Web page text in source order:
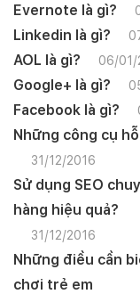
Evernote là gì?
Linkedin là gì?
AOL là gì? 06/01/
Google+ là gì?
Facebook là gì?
Những công cụ
31/12/2016
Sử dụng SEO
hàng hiệu quả?
31/12/2016
Những điều cần
chơi trẻ em